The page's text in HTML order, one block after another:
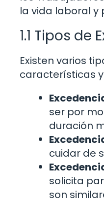
la vida laboral y
1.1 Tipos de
Existen varios
características
ser por
duración
cuidar de
solicita
son